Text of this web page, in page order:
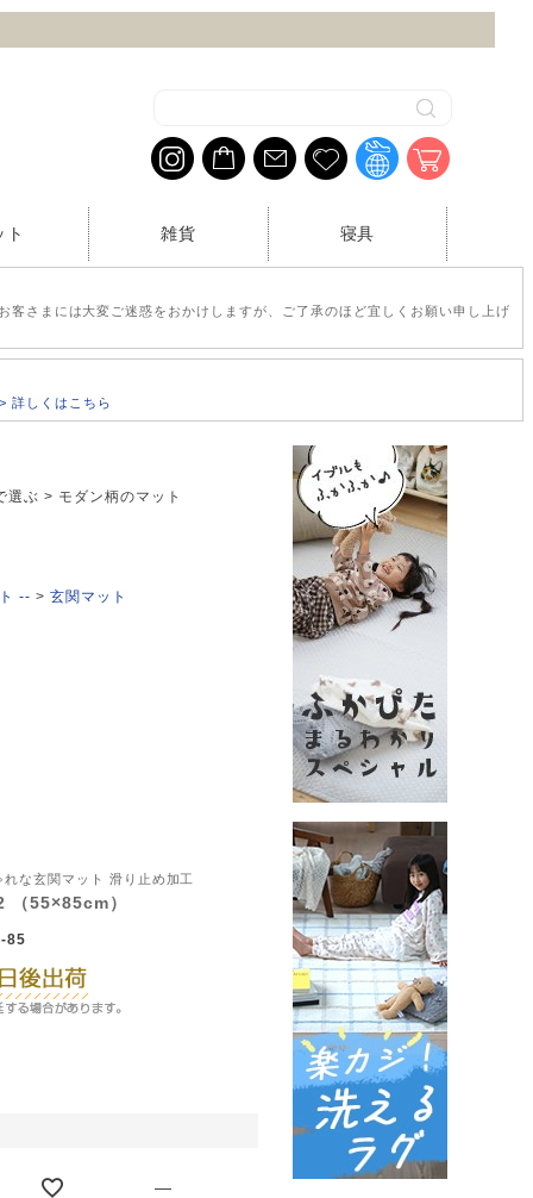
ト 雑貨 寝具
さまには大変ご迷惑をおかけしますが、ご了承のほど宜しくお願い申し上げ
詳しくはこちら
選ぶ モダン柄のマット
--
玄関マット
な玄関マット 滑り止め加工
（55×85cm）
85
—